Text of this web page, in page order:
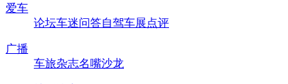
爱车
论坛车迷问答自驾车展点评
广播
车旅杂志名嘴沙龙